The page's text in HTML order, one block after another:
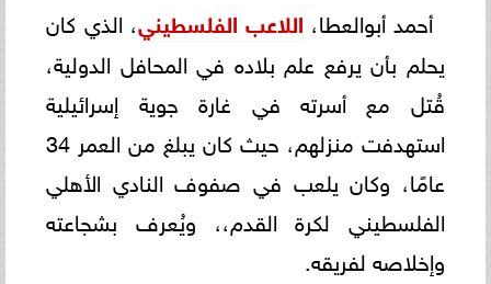
أحمد أبوالعطا، اللاعب الفلسطيني، الذي كان
يحلم بأن يرفع علم بلاده في المحافل الدولية،
قُتل مع أسرته في غارة جوية إسرائيلية
استهدفت منزلهم، حيث كان يبلغ من العمر 34
عامًا، وكان يلعب في صفوف النادي الأهلي
الفلسطيني لكرة القدم،، ويُعرف بشجاعته
وإخلاصه لفريقه.